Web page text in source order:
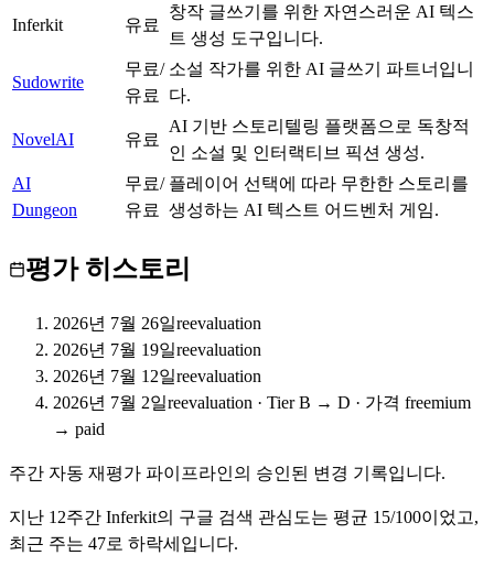
Inferkit 유료
창작 글쓰기를 위한 자연스러운 AI 텍스
트 생성 도구입니다.
Sudowrite
무료/
유료
소설 작가를 위한 AI 글쓰기 파트너입니
다.
NovelAI 유료
AI 기반 스토리텔링 플랫폼으로 독창적
인 소설 및 인터랙티브 픽션 생성.
AI
Dungeon
무료/
유료
플레이어 선택에 따라 무한한 스토리를
생성하는 AI 텍스트 어드벤처 게임.
평가 히스토리
2026년 7월 26일reevaluation
2026년 7월 19일reevaluation
2026년 7월 12일reevaluation
2026년 7월 2일reevaluation · Tier B → D · 가격 freemium
→ paid
주간 자동 재평가 파이프라인의 승인된 변경 기록입니다.
지난 12주간 Inferkit의 구글 검색 관심도는 평균 15/100이었고,
최근 주는 47로 하락세입니다.